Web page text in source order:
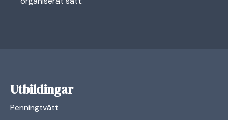
Utbildingar
Penningtvätt